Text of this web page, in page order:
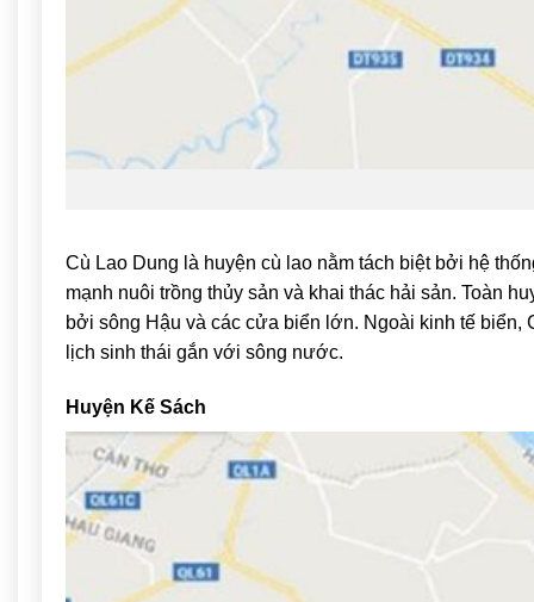
Cù Lao Dung là huyện cù lao nằm tách biệt bởi hệ
mạnh nuôi trồng thủy sản và khai thác hải sản. Toàn
bởi sông Hậu và các cửa biển lớn. Ngoài kinh tế biển,
lịch sinh thái gắn với sông nước.
Huyện Kế Sách